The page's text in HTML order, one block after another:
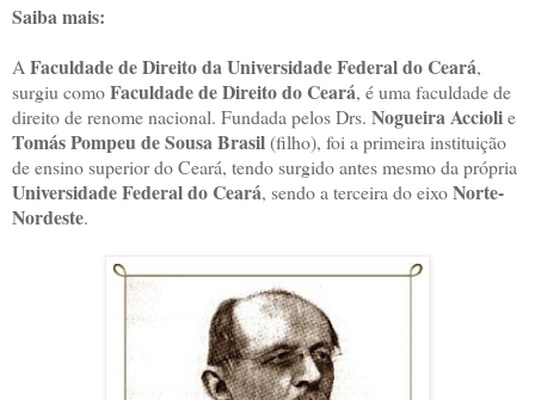
Saiba mais:
A Faculdade de Direito da Universidade Federal do Ceará,
surgiu comoFaculdade de Direito do Ceará, é uma faculdade de
direito de renome nacional. Fundada pelos Drs. Nogueira Acciolie
Tomás Pompeu de Sousa Brasil(filho), foi a primeira instituição
de ensino superior do Ceará, tendo surgido antes mesmo da própria
Universidade Federal do Ceará, sendo a terceira do eixoNorte-
Nordeste.